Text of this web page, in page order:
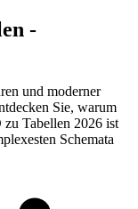
-
und moderner
Sie, warum
Tabellen 2026 ist
Schemata